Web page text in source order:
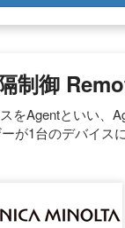
制御
をAgentといい、
が1台のデバイス